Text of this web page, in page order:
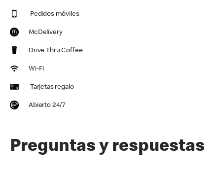
Pedidos móviles
McDelivery
Drive Thru Coffee
Wi-Fi
Tarjetas regalo
Abierto 24/7
Preguntas y respuestas